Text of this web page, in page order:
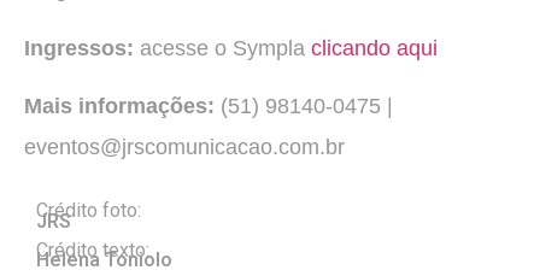
Ingressos: acesse o Sympla clicando aqui
Mais informações: (51) 98140-0475 |
eventos@jrscomunicacao.com.br
Crédito foto:
JRS
Crédito texto:
Helena Toniolo